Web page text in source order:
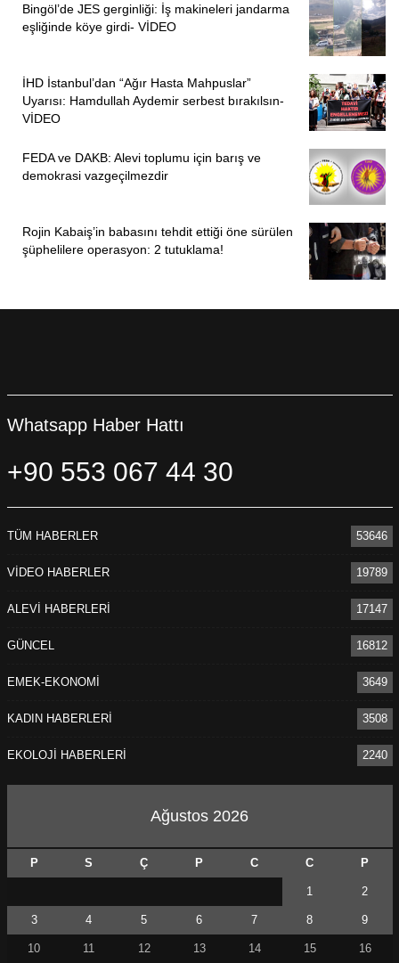
Bingöl’de JES gerginliği: İş makineleri jandarma
eşliğinde köye girdi- VİDEO
İHD İstanbul’dan “Ağır Hasta Mahpuslar”
Uyarısı: Hamdullah Aydemir serbest bırakılsın-
VİDEO
FEDA ve DAKB: Alevi toplumu için barış ve
demokrasi vazgeçilmezdir
Rojin Kabaiş’in babasını tehdit ettiği öne sürülen
şüphelilere operasyon: 2 tutuklama!
Whatsapp Haber Hattı
+90 553 067 44 30
TÜM HABERLER 53646
VİDEO HABERLER 19789
ALEVİ HABERLERİ 17147
GÜNCEL 16812
EMEK-EKONOMİ 3649
KADIN HABERLERİ 3508
EKOLOJİ HABERLERİ 2240
Ağustos 2026
P S Ç P C C P
1 2
3 4 5 6 7 8 9
10 11 12 13 14 15 16